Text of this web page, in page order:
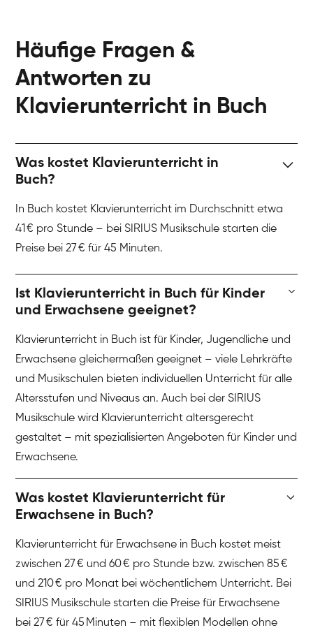
Häufige Fragen &
Antworten zu
Klavierunterricht in Buch
Was kostet Klavierunterricht in
Buch?
In Buch kostet Klavierunterricht im Durchschnitt etwa
41 € pro Stunde – bei SIRIUS Musikschule starten die
Preise bei 27 € für 45 Minuten.
Ist Klavierunterricht in Buch für Kinder
und Erwachsene geeignet?
Klavierunterricht in Buch ist für Kinder, Jugendliche und
Erwachsene gleichermaßen geeignet – viele Lehrkräfte
und Musikschulen bieten individuellen Unterricht für alle
Altersstufen und Niveaus an. Auch bei der SIRIUS
Musikschule wird Klavierunterricht altersgerecht
gestaltet – mit spezialisierten Angeboten für Kinder und
Erwachsene.
Was kostet Klavierunterricht für
Erwachsene in Buch?
Klavierunterricht für Erwachsene in Buch kostet meist
zwischen 27 € und 60 € pro Stunde bzw. zwischen 85 €
und 210 € pro Monat bei wöchentlichem Unterricht. Bei
SIRIUS Musikschule starten die Preise für Erwachsene
bei 27 € für 45 Minuten – mit flexiblen Modellen ohne